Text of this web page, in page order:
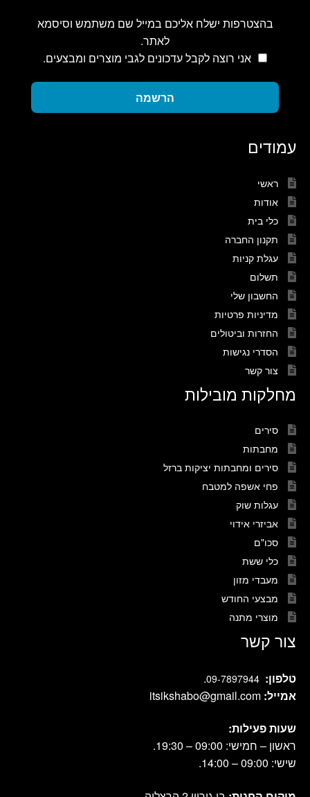
בהצטרפות ישלח אליכם במייל שם משתמש וסיסמא
לאתר.
אני רוצה לקבל עדכונים לגבי מוצרים ומבצעים.
הרשמה
עמודים
ראשי
אודות
כלי בית
תקנון החברה
עגלת קניות
תשלום
החשבון שלי
מדיניות פרטיות
החזרות וביטולים
הסדרי נגישות
צור קשר
מחלקות מובילות
סירים
מחבתות
סירים ומחבתות יציקות ברזל
פחי אשפה למטבח
עגלות שוק
אביזרי אידוי
סכו"ם
כלי ששת
מעבדי מזון
מבצעי החודש
מוצרי מתנה
צור קשר
טלפון: 09-7897944
.
אמייל: itsikshabo@gmail.com
שעות פעילות:
ראשון – חמישי: 09:00 – 19:30.
שישי: 09:00 – 14:00.